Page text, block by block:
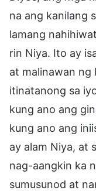
na ang kanilang
lamang
rin Niya. Ito ay
at malinawan ng
itinatanong sa
kung ano ang
kung ano ang
ay alam Niya, at
nag-aangkin ka
sumusunod at